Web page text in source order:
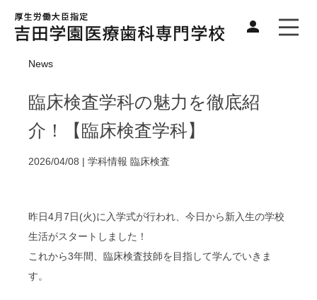
News
臨床検査学科の魅力を徹底紹
介！【臨床検査学科】
2026/04/08 | 学科情報 臨床検査
昨日4月7日(火)に入学式が行われ、今日から新入生の学校
生活がスタートしました！
これから3年間、臨床検査技師を目指して学んでいきま
す。